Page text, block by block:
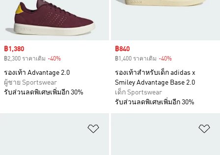
Sale price
฿1,380
฿2,300 ราคาเดิม -40%
รองเท้า Advantage 2.0
ผู้ชาย Sportswear
รับส่วนลดพิเศษเพิ่มอีก 30%
Sale price
฿840
฿1,400 ราคาเดิม -40%
รองเท้าสำหรับเด็ก adidas x
Smiley Advantage Base 2.0
เด็ก Sportswear
รับส่วนลดพิเศษเพิ่มอีก 30%